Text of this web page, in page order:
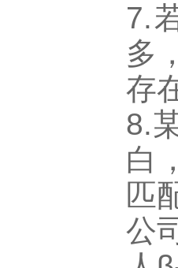
7.
多
存
8.
白
匹
公